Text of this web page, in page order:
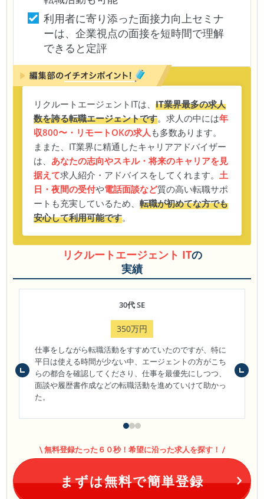
利用者に寄り添った面接力向上セミナ
ーは、企業視点の面接を短時間で理解
できると定評
リクルートエージェントITは、IT業界最多の求人
数を誇る転職エージェントです。求人の中には年
収800〜・リモートOKの求人 も多数あります。
ままた、IT業界に精通したキャリアアドバイザー
は、 あなたの志向やスキル・将来のキャリアを見
据えて求人紹介・アドバイスをしてくれます。土
日・夜間の受付や電話面談など質の高い転職サポ
ートも充実しているため、転職が初めてな方でも
安心して利用可能です。
リクルートエージェント ITの
実績
30代 SE
350万円
仕事をしながら転職活動をすすめていたのですが、特に
平日は使える時間が少ない中、エージェントの方がこち
らの都合を確認してくださり、仕事を最優先にしつつ、
面談や履歴書作成などの転職活動を進めていけて助かっ
た。
無料登録たった６０秒！希望に沿った求人を探す！
まずは無料で簡単登録